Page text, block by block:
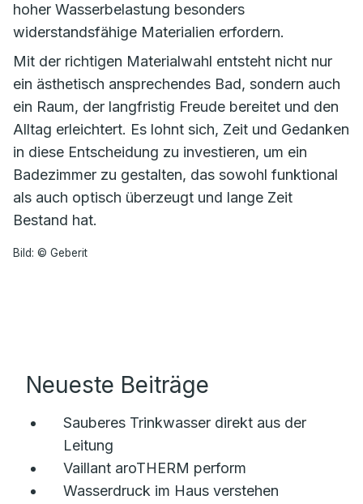
hoher Wasserbelastung besonders
widerstandsfähige Materialien erfordern.
Mit der richtigen Materialwahl entsteht nicht nur
ein ästhetisch ansprechendes Bad, sondern auch
ein Raum, der langfristig Freude bereitet und den
Alltag erleichtert. Es lohnt sich, Zeit und Gedanken
in diese Entscheidung zu investieren, um ein
Badezimmer zu gestalten, das sowohl funktional
als auch optisch überzeugt und lange Zeit
Bestand hat.
Bild: © Geberit
Neueste Beiträge
Sauberes Trinkwasser direkt aus der
Leitung
Vaillant aroTHERM perform
Wasserdruck im Haus verstehen